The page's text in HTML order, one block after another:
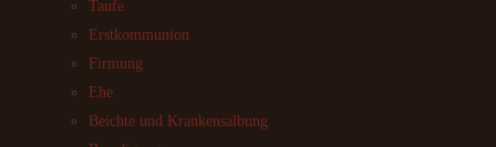
Taufe
Erstkommunion
Firmung
Ehe
Beichte und Krankensalbung